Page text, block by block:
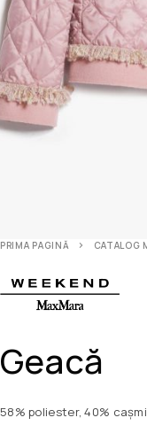
PRIMA PAGINĂ CATALOG
Geacă
58% poliester, 40%